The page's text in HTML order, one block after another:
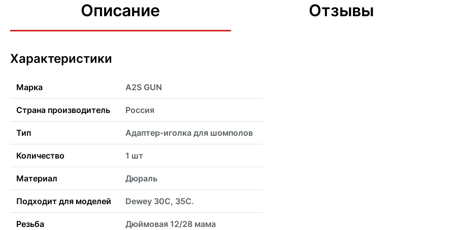
Описание Отзывы
Характеристики
Марка A2S GUN
Страна производитель Россия
Тип Адаптер-иголка для шомполов
Количество 1 шт
Материал Дюраль
Подходит для моделей Dewey 30C, 35C.
Резьба Дюймовая 12/28 мама